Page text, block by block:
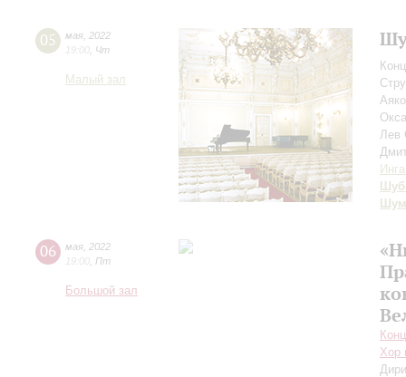
05 мая 2022
19:00 Чт
Малый зал
Лев
06 мая 2022
19:00 Пт
Большой зал
Хор